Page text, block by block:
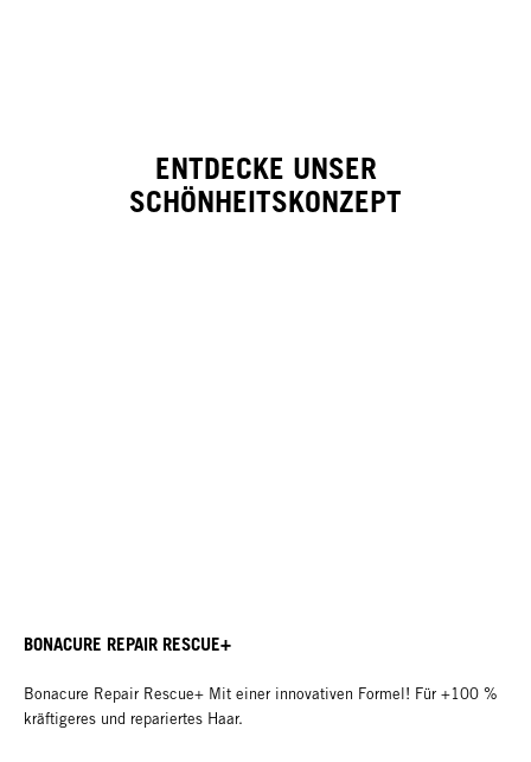
ENTDECKE UNSER
SCHÖNHEITSKONZEPT
BONACURE REPAIR RESCUE+
Bonacure Repair Rescue+ Mit einer innovativen Formel! Für +100 %
kräftigeres und repariertes Haar.